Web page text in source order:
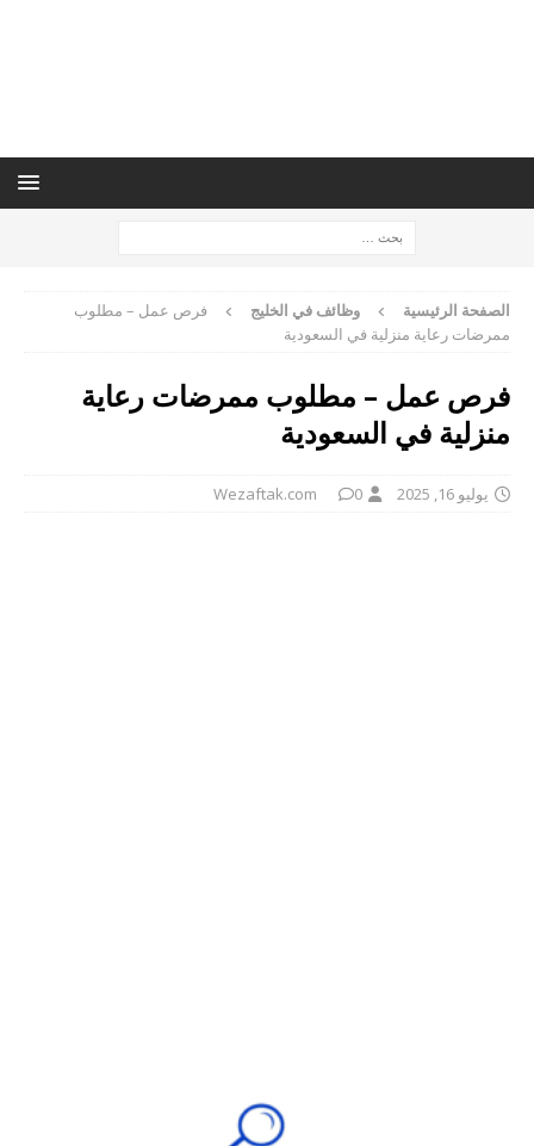
الصفحة الرئيسية وظائف في الخليج
فرص عمل – مطلوب
ممرضات رعاية منزلية في السعودية
فرص عمل – مطلوب ممرضات رعاية
منزلية في السعودية
يوليو 16, 2025 Wezaftak.com 0